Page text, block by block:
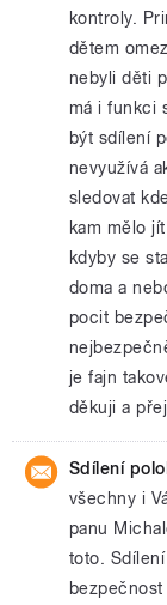
kontroly.
dětem
nebyli děti
má i funkci
být sdílení
nevyužívá
sledovat
kam mělo
kdyby se
doma a
pocit
je fajn
děkuji a
Sdílení
všechny i
panu
toto.